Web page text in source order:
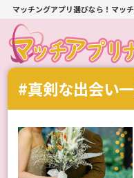
マッチングアプリ選びなら！マッ
#真剣な出会い